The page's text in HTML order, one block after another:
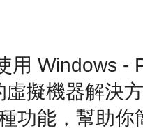
用 Windows -
虛擬機器解決
功能，幫助